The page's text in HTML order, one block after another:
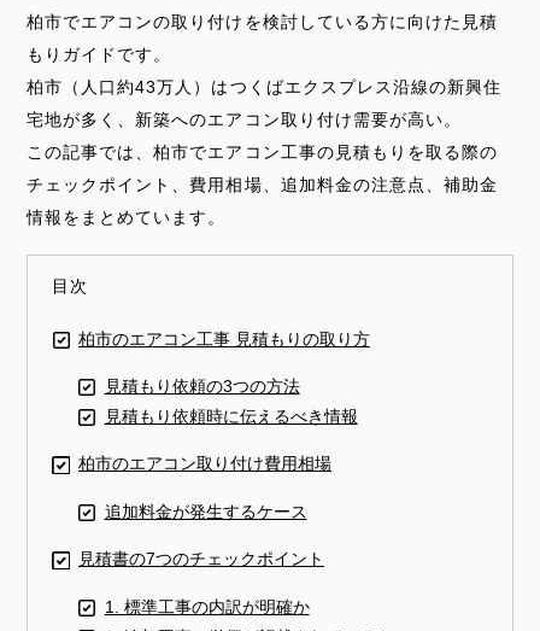
柏市でエアコンの取り付けを検討している方に向けた見積
もりガイドです。
柏市（人口約43万人）はつくばエクスプレス沿線の新興住
宅地が多く、新築へのエアコン取り付け需要が高い。
この記事では、柏市でエアコン工事の見積もりを取る際の
チェックポイント、費用相場、追加料金の注意点、補助金
情報をまとめています。
目次
柏市のエアコン工事 見積もりの取り方
見積もり依頼の3つの方法
見積もり依頼時に伝えるべき情報
柏市のエアコン取り付け費用相場
追加料金が発生するケース
見積書の7つのチェックポイント
1. 標準工事の内訳が明確か